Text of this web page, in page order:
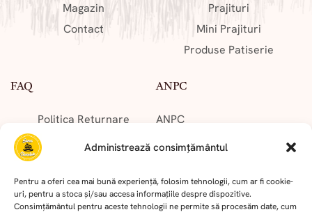
Administrează consimțământul
Pentru a oferi cea mai bună experiență, folosim tehnologii, cum ar fi cookie-
uri, pentru a stoca și/sau accesa informațiile despre dispozitive.
Consimțământul pentru aceste tehnologii ne permite să procesăm date, cum
Magazin
Contact
Prajituri
Mini Prajituri
Produse Patiserie
FAQ
Politica Returnare
Cum Comand?
Livrare Comenzi
ANPC
ANPC
Solutionarea Online a